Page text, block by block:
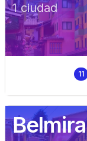
1ciudad
11
Belmira